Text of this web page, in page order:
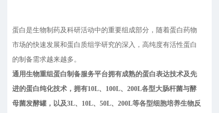
蛋白是生物制药及科研活动中的重要组成部分，随着蛋白药物
市场的快速发展和蛋白质组学研究的深入，高纯度有活性蛋白
的制备需求越来越多。
通用生物重组蛋白制备服务平台拥有成熟的蛋白表达技术及先
进的蛋白纯化技术，拥有10L、100L、200L各型大肠杆菌与酵
母菌发酵罐，以及3L、10L、50L、200L等各型细胞培养生物反